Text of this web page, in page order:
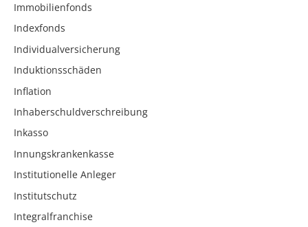
Immobilienfonds
Indexfonds
Individualversicherung
Induktionsschäden
Inflation
Inhaberschuldverschreibung
Inkasso
Innungskrankenkasse
Institutionelle Anleger
Institutschutz
Integralfranchise